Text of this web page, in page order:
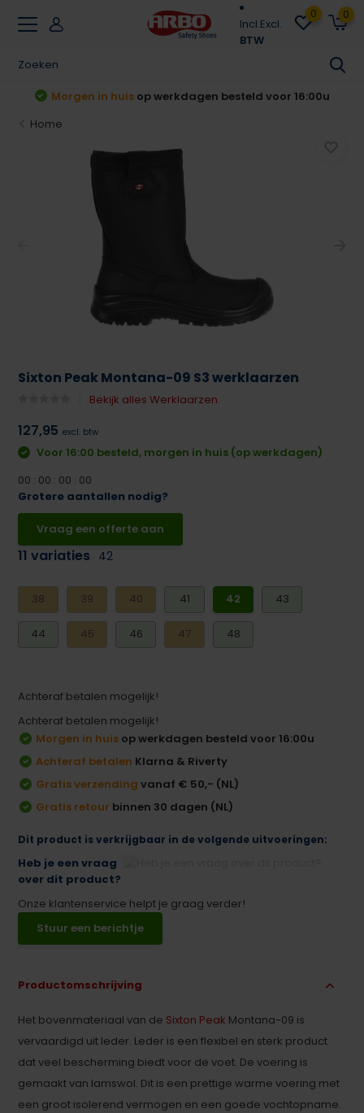
Incl.Excl.
BTW
0 0
Morgen in huis op werkdagen besteld voor 16:00u
Home
Sixton Peak Montana-09 S3 werklaarzen
Bekijk alles Werklaarzen
127,95 excl. btw
Voor 16:00 besteld, morgen in huis (op werkdagen)
00 : 00 : 00 : 00
Grotere aantallen nodig?
Vraag een offerte aan
11 variaties 42
38 39 40 41 42 43
44 45 46 47 48
Achteraf betalen mogelijk!
Achteraf betalen mogelijk!
Morgen in huis op werkdagen besteld voor 16:00u
Achteraf betalen Klarna & Riverty
Gratis verzending vanaf € 50,- (NL)
Gratis retour binnen 30 dagen (NL)
Dit product is verkrijgbaar in de volgende uitvoeringen:
Heb je een vraag
over dit product?
Onze klantenservice helpt je graag verder!
Stuur een berichtje
Productomschrijving
Het bovenmateriaal van de Sixton Peak Montana-09 is
vervaardigd uit leder. Leder is een flexibel en sterk product
dat veel bescherming biedt voor de voet. De voering is
gemaakt van lamswol. Dit is een prettige warme voering met
een groot isolerend vermogen en een goede vochtopname.